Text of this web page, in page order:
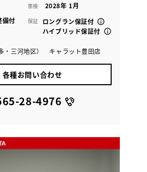
車検 2028年 1月
備付 保証
ロングラン保証付
ハイブリッド保証付
・三河地区） キャラット豊田店
各種お問い合わせ
28-4976